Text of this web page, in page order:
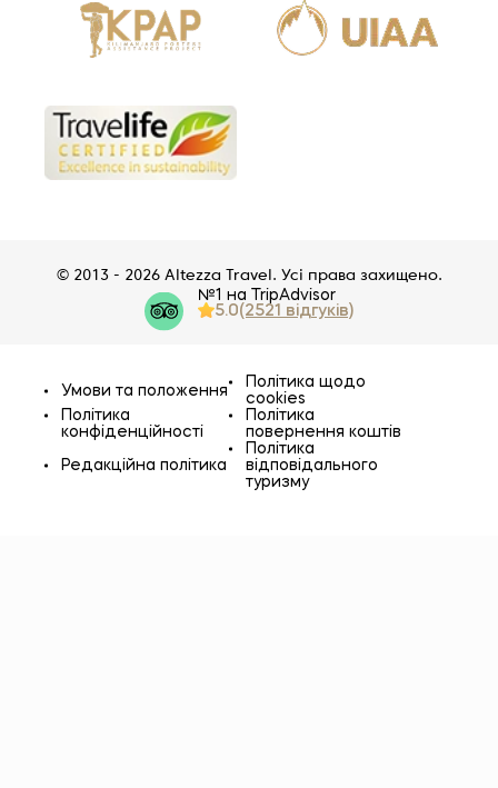
© 2013 - 2026 Altezza Travel. Усі права захищено.
№1 на TripAdvisor
5.0(2521 відгуків)
Умови та положення
Політика щодо
cookies
Політика
конфіденційності
Політика
повернення коштів
Редакційна політика
Політика
відповідального
туризму